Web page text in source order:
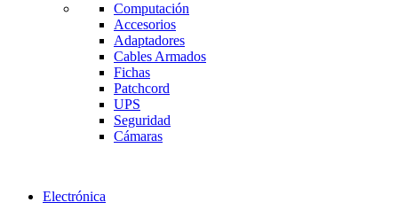
Computación
Accesorios
Adaptadores
Cables Armados
Fichas
Patchcord
UPS
Seguridad
Cámaras
Electrónica